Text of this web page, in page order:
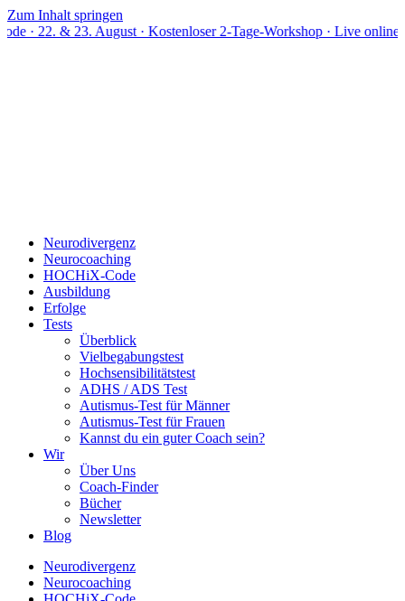
Zum Inhalt springen
August · Kostenloser 2-Tage-Workshop · Live online
Neurodivergenz
Neurocoaching
HOCHiX-Code
Ausbildung
Erfolge
Tests
Überblick
Vielbegabungstest
Hochsensibilitätstest
ADHS / ADS Test
Autismus-Test für Männer
Autismus-Test für Frauen
Kannst du ein guter Coach sein?
Wir
Über Uns
Coach-Finder
Bücher
Newsletter
Blog
Neurodivergenz
Neurocoaching